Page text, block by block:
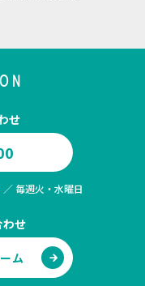
せ
毎週火・水曜日
わせ
ム